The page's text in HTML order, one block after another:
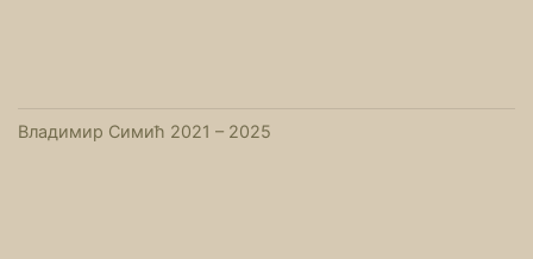
Владимир Симић 2021 – 2025